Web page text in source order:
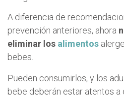
A diferencia de
prevención anteriores, ahora
eliminar los alimentos
bebes.
Pueden consumirlos, y los
bebe deberán estar atentos a